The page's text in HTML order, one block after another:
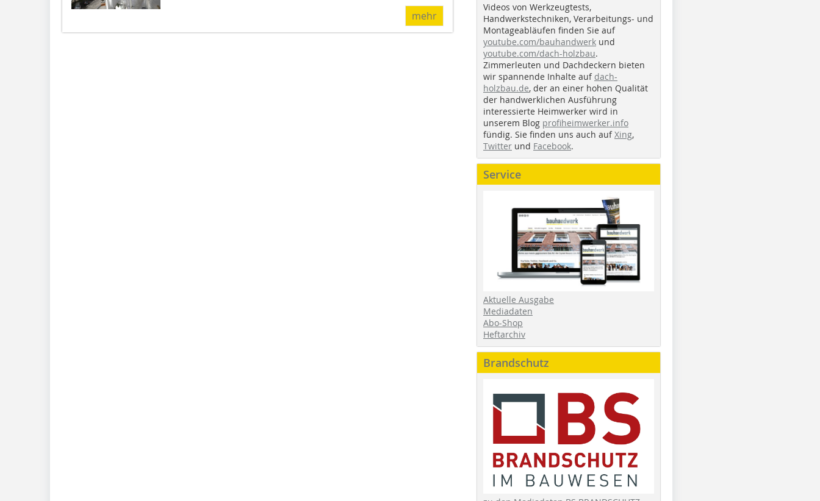
mehr
Videos von Werkzeugtests,
Handwerkstechniken, Verarbeitungs- und
Montageabläufen finden Sie auf
youtube.com/bauhandwerk und
youtube.com/dach-holzbau.
Zimmerleuten und Dachdeckern bieten
wir spannende Inhalte auf dach-
holzbau.de, der an einer hohen Qualität
der handwerklichen Ausführung
interessierte Heimwerker wird in
unserem Blog profiheimwerker.info
fündig. Sie finden uns auch aufXing,
Twitter und Facebook.
Service
Aktuelle Ausgabe
Mediadaten
Abo-Shop
Heftarchiv
Brandschutz